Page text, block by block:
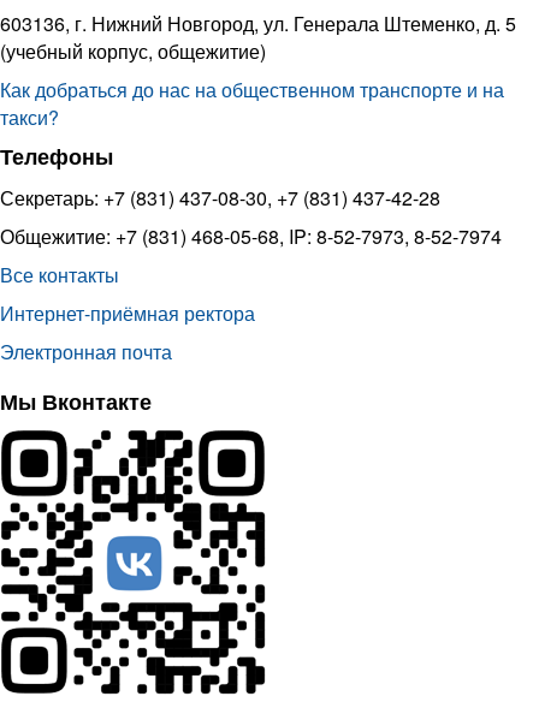
603136, г. Нижний Новгород, ул. Генерала Штеменко, д. 5
(учебный корпус, общежитие)
Как добраться до нас на общественном транспорте и на
такси?
Телефоны
Секретарь: +7 (831) 437-08-30, +7 (831) 437-42-28
Общежитие: +7 (831) 468-05-68, IP: 8-52-7973, 8-52-7974
Все контакты
Интернет-приёмная ректора
Электронная почта
Мы Вконтакте